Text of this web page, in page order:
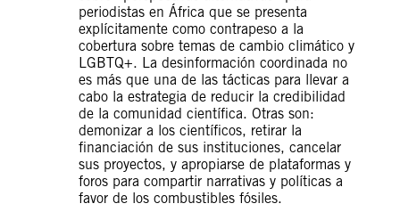
periodistas en África que se presenta
explícitamente como contrapeso a la
cobertura sobre temas de cambio climático y
LGBTQ+. La desinformación coordinada no
es más que una de las tácticas para llevar a
cabo la estrategia de reducir la credibilidad
de la comunidad científica. Otras son:
demonizar a los científicos, retirar la
financiación de sus instituciones, cancelar
sus proyectos, y apropiarse de plataformas y
foros para compartir narrativas y políticas a
favor de los combustibles fósiles.